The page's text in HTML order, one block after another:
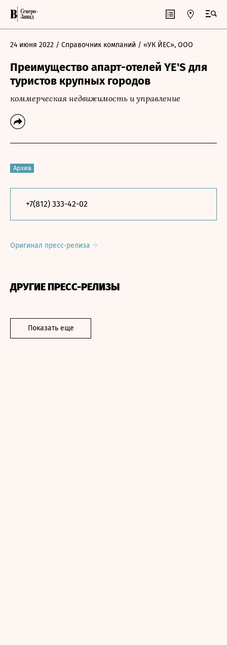
24 июня 2022 / Справочник компаний / «УК ЙЕС», ООО
Преимущество апарт-отелей YE'S для
туристов крупных городов
коммерческая недвижимость и управление
Архив
+7(812) 333-42-02
Оригинал пресс-релиза
ДРУГИЕ ПРЕСС-РЕЛИЗЫ
Показать еще